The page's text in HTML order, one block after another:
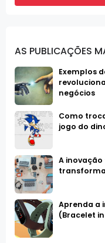
AS PUBLICAÇÕES
Exemplos
negócios
Como
jogo do
A
Aprenda a
(Bracelet